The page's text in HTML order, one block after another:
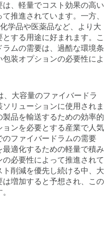
は、軽量でコスト効果の高い
推進されています。一方、
学品や医薬品など、より大
する用途に好まれます。こ
ムの需要は、過酷な環境条
装オプションの必要性によ
大容量のファイバードラ
リューションに使用されま
品を輸送するための効率的
ンを必要とする産業で人気
ファイバードラムの需要
適化するための軽量で積み
必要性によって推進されて
削減を優先し続ける中、大
増加すると予想され、この